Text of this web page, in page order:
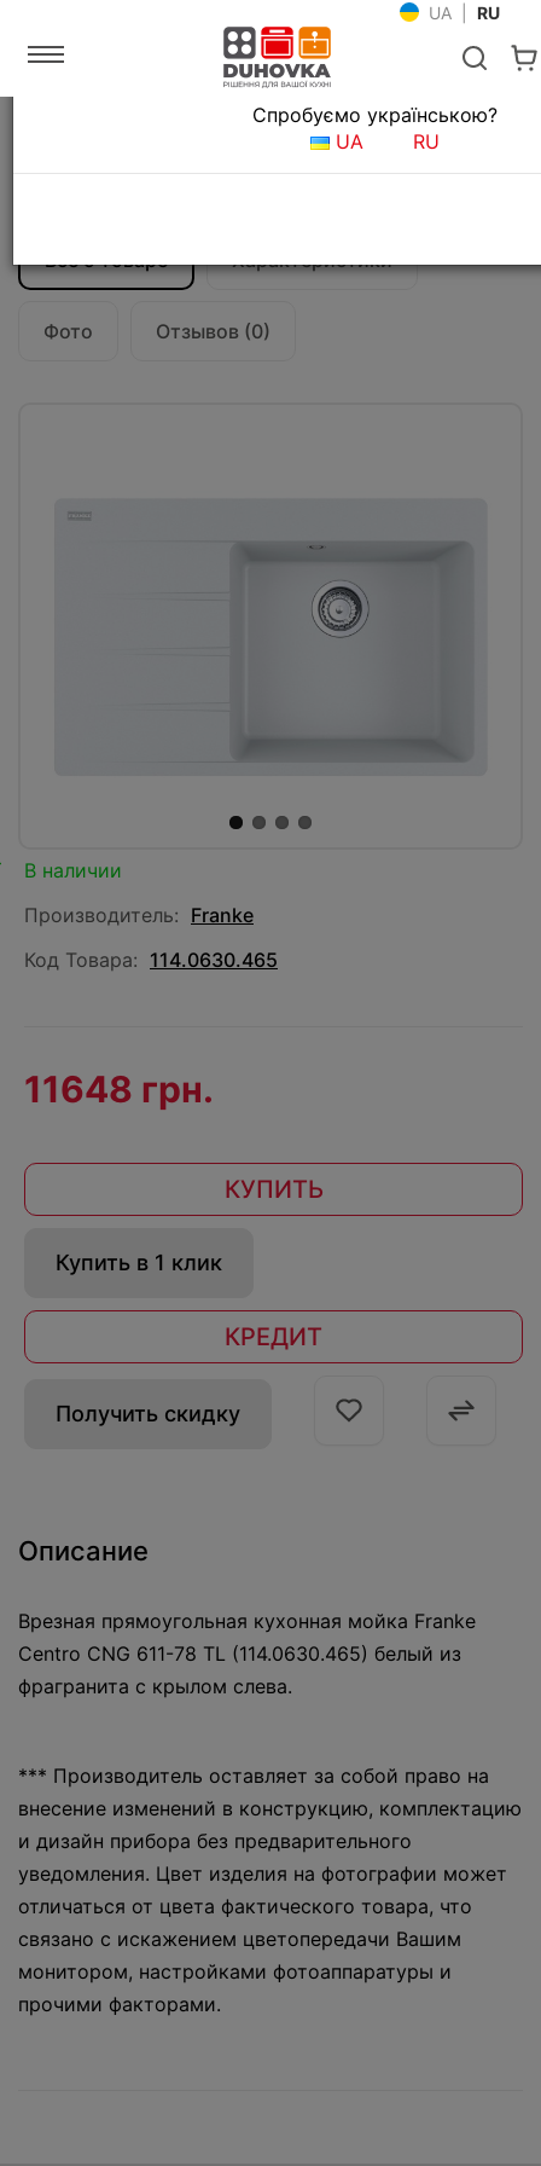
UA RU
Мойки и смесители Кухонные мойки
Кухонная мойка Franke Centro CNG 611-
Все о товаре Характеристики
Фото Отзывов (0)
Язык магазина
Спробуємо українською?
UA
RU
В наличии
Производитель: Franke
Код Товара: 114.0630.465
11648 грн.
КУПИТЬ
Купить в 1 клик
КРЕДИТ
Получить скидку
Описание
Врезная прямоугольная кухонная мойка Franke
Centro CNG 611-78 TL (114.0630.465) белый из
фрагранита с крылом слева.
*** Производитель оставляет за собой право на
внесение изменений в конструкцию, комплектацию
и дизайн прибора без предварительного
уведомления. Цвет изделия на фотографии может
отличаться от цвета фактического товара, что
связано с искажением цветопередачи Вашим
монитором, настройками фотоаппаратуры и
прочими факторами.